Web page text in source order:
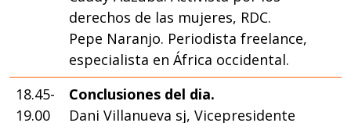
derechos de las mujeres, RDC.
Pepe Naranjo. Periodista freelance,
especialista en África occidental.
18.45-
19.00
Conclusiones del dia.
Dani Villanueva sj, Vicepresidente